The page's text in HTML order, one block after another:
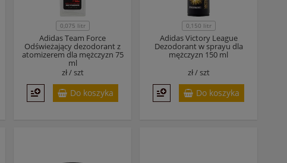
0,075 litr
Adidas Team Force
Odświeżający dezodorant z
atomizerem dla mężczyzn 75
ml
zł /szt
Do koszyka
0,150 litr
Adidas Victory League
Dezodorant w sprayu dla
mężczyzn 150 ml
zł /szt
Do koszyka